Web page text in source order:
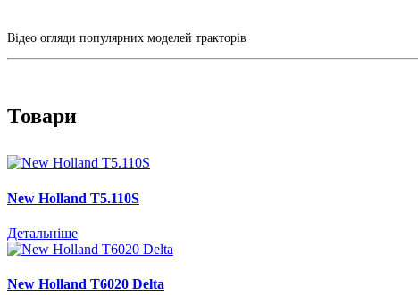
Відео огляди популярних моделей тракторів
Товари
New Holland T5.110S
Детальніше
New Holland T6020 Delta